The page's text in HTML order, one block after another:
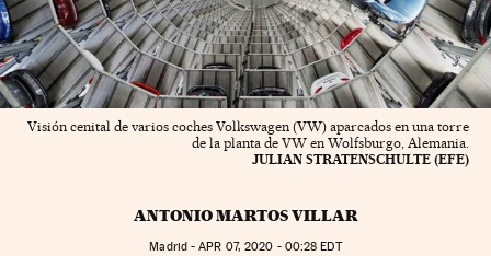
Visión cenital de varios coches Volkswagen (VW) aparcados en una torre
de la planta de VW en Wolfsburgo, Alemania.
JULIAN STRATENSCHULTE (EFE)
ANTONIO MARTOS VILLAR
Madrid -APR 07, 2020 - 00:28 EDT